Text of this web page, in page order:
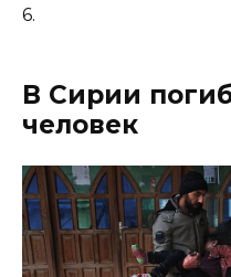
6.
В Сирии
человек